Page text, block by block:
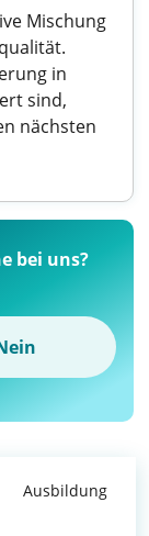
Mischung
in
sind,
nächsten
bei uns?
Ausbildung